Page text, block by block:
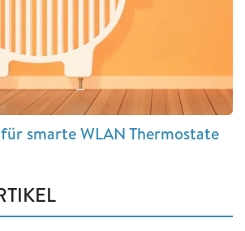
smarte WLAN Thermostate